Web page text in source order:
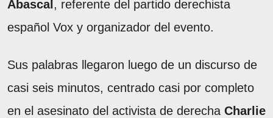
Abascal , referente del partido derechista
español Vox y organizador del evento.
Sus palabras llegaron luego de un discurso de
casi seis minutos, centrado casi por completo
en el asesinato del activista de derecha Charlie